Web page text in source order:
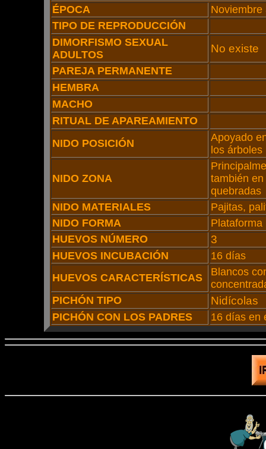
ÉPOCA
Noviembre
TIPO DE REPRODUCCIÓN
DIMORFISMO SEXUAL
ADULTOS
No existe
PAREJA PERMANENTE
HEMBRA
MACHO
RITUAL DE APAREAMIENTO
NIDO POSICIÓN
Apoyado
los árboles
NIDO ZONA
también
quebradas
NIDO MATERIALES
Pajitas,
NIDO FORMA
Plataforma
HUEVOS NÚMERO
3
HUEVOS INCUBACIÓN
16 días
HUEVOS CARACTERÍSTICAS
Blancos
PICHÓN TIPO
Nidícolas
PICHÓN CON LOS PADRES 16 días en